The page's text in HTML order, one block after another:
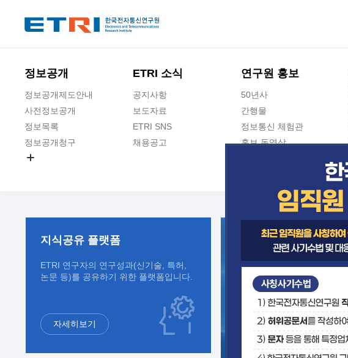
정보공개
정보공개제도안내
사전정보공개
정보목록
정보공개청구
ETRI 소식
공지사항
보도자료
ETRI SNS
채용공고
연구원 홍보
50년사
간행물
정보통신 체험관
홍보 동영상
지식공유 플랫폼
ETRI 연구자의 연구성과(신기술, 특허,
논문 등)를 공유하기 위한 플랫폼입니다.
자세히보기